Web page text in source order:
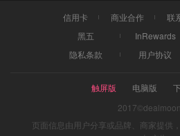
信用卡 商业合作 联
黑五
InRewards
隐私条款
用户协议
触屏版 电脑版
页面信息由用户分享或品牌、商家提供